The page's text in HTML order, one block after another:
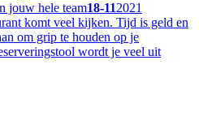
jouw hele team18-112021
komt veel kijken. Tijd is geld en
om grip te houden op je
wordt je veel uit